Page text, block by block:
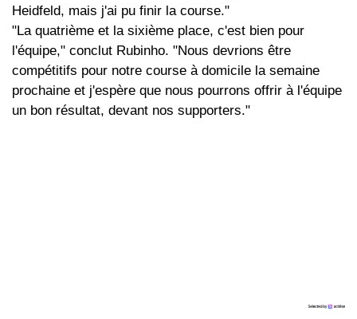
Heidfeld, mais j'ai pu finir la course."
"La quatrième et la sixième place, c'est bien pour
l'équipe," conclut Rubinho. "Nous devrions être
compétitifs pour notre course à domicile la semaine
prochaine et j'espère que nous pourrons offrir à l'équipe
un bon résultat, devant nos supporters."